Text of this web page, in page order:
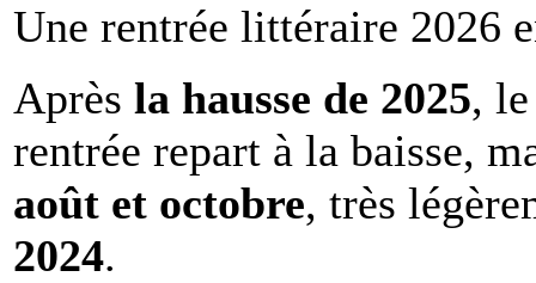
Une rentrée littéraire 2026
Après la hausse de 2025,
rentrée repart à la baisse,
août et octobre, très
2024.